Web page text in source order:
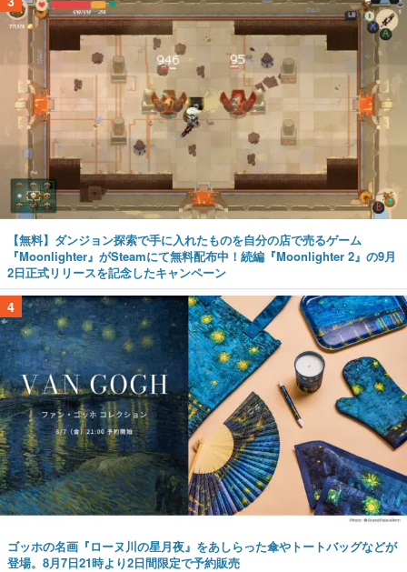
【無料】ダンジョン探索で手に入れたものを自分の店で売るゲーム
『Moonlighter』がSteamにて無料配布中！続編『Moonlighter 2』の9月
2日正式リリースを記念したキャンペーン
4
ゴッホの名画『ローヌ川の星月夜』をあしらった傘やトートバッグなどが
登場。8月7日21時より2日間限定で予約販売